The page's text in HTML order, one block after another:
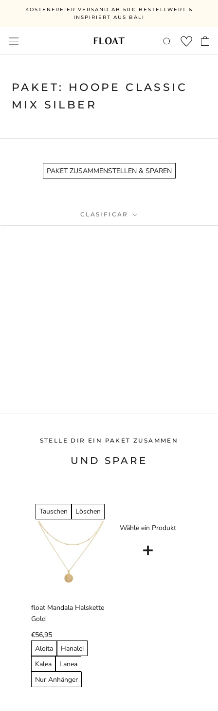
contenido
KOSTENFREIER VERSAND AB 50€ BESTELLWERT &
INSPIRIERT AUS BALI
PAKET: HOOPE CLASSIC
MIX SILBER
PAKET ZUSAMMENSTELLEN & SPAREN
CLASIFICAR
STELLE DIR EIN PAKET ZUSAMMEN
UND SPARE
Tauschen Löschen
float Mandala Halskette
Gold
€56,95
Aloita
Hanalei
Kalea
Lanea
Nur Anhänger
Wähle ein Produkt
+